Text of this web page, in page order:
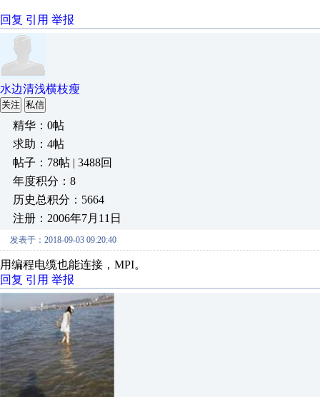
回复 引用 举报
水边清浅横枝瘦
关注 私信
精华：0帖
求助：4帖
帖子：78帖 | 3488回
年度积分：8
历史总积分：5664
注册：2006年7月11日
发表于：2018-09-03 09:20:40
用编程电缆也能连接，MPI。
回复 引用 举报